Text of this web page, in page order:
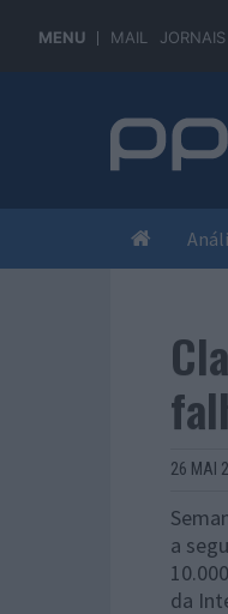
MENU MAIL JORNAIS
26 MAI
a
da